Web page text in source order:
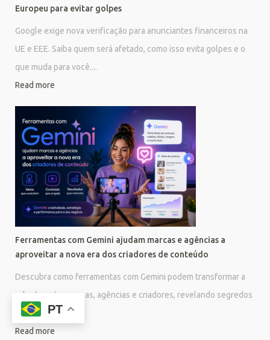
Europeu para evitar golpes
Google exige nova verificação para anunciantes financeiros na
UE e EEE. Saiba quem será afetado, como isso evita golpes e o
que muda para você....
Read more
Ferramentas com Gemini ajudam marcas e agências a
aproveitar a nova era dos criadores de conteúdo
Descubra como ferramentas com Gemini podem transformar a
relação entre marcas, agências e criadores, revelando segredos
e novos ganhos....
Read more
PT